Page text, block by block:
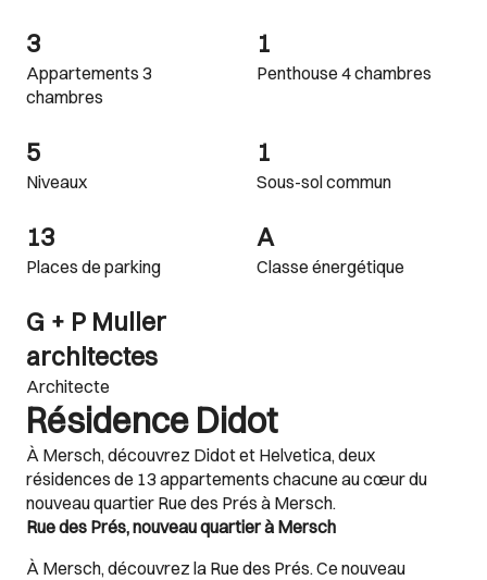
Résidence Didot
À Mersch, découvrez Didot et Helvetica, deux
résidences de 13 appartements chacune au cœur du
nouveau quartier Rue des Prés à Mersch.
Rue des Prés, nouveau quartier à Mersch
À Mersch, découvrez la Rue des Prés. Ce nouveau
3
Appartements 3
chambres
1
Penthouse 4 chambres
5
Niveaux
1
Sous-sol commun
13
Places de parking
A
Classe énergétique
G + P Muller
architectes
Architecte